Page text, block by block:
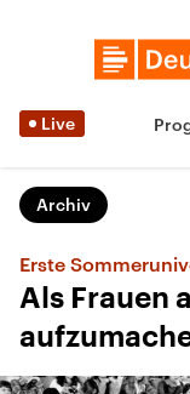
Live
Archiv
Erste
Als Frauen